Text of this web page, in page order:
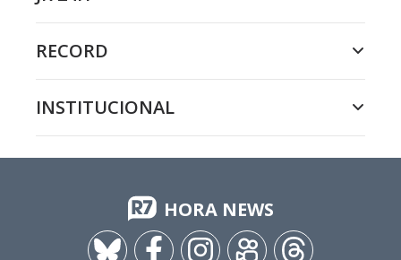
RECORD
INSTITUCIONAL
HORA NEWS